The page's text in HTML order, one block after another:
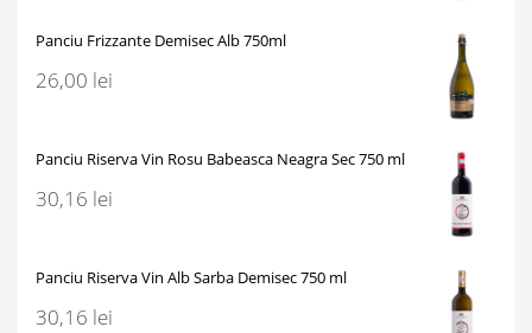
Panciu Frizzante Demisec Alb 750ml
26,00 lei
Panciu Riserva Vin Rosu Babeasca Neagra Sec 750 ml
30,16 lei
Panciu Riserva Vin Alb Sarba Demisec 750 ml
30,16 lei